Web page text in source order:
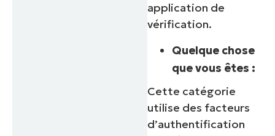
application de
vérification.
Quelque chose
que vous êtes :
Cette catégorie
utilise des facteurs
d’authentification